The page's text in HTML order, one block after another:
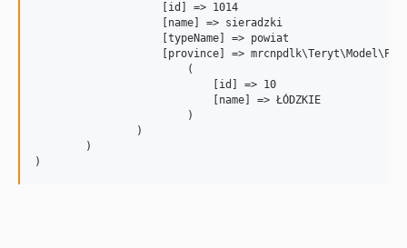
                    [id] => 1014
                    [name] => sieradzki
                    [typeName] => powiat
[province] =>
                        (
                            [id] => 10
                            [name] => ŁÓDZKIE
                        )
                )
        )